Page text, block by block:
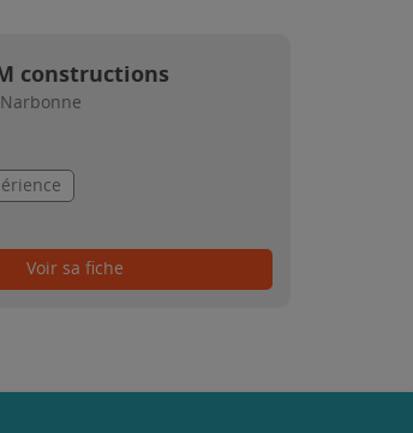
constructions
Narbonne
Voir sa fiche